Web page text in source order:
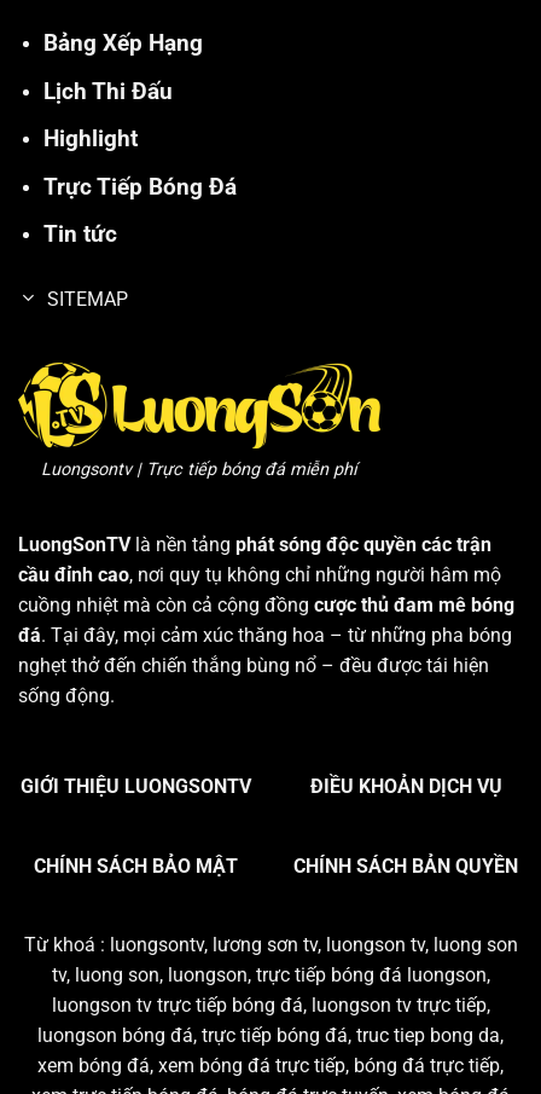
Bảng Xếp Hạng
Lịch Thi Đấu
Highlight
Trực Tiếp Bóng Đá
Tin tức
SITEMAP
Luongsontv | Trực tiếp bóng đá miễn phí
LuongSonTVlà nền tảng phát sóng độc quyền các trận
cầu đỉnh cao, nơi quy tụ không chỉ những người hâm mộ
cuồng nhiệt mà còn cả cộng đồng cược thủ đam mê bóng
đá. Tại đây, mọi cảm xúc thăng hoa – từ những pha bóng
nghẹt thở đến chiến thắng bùng nổ – đều được tái hiện
sống động.
GIỚI THIỆU LUONGSONTV ĐIỀU KHOẢN DỊCH VỤ
CHÍNH SÁCH BẢO MẬT CHÍNH SÁCH BẢN QUYỀN
Từ khoá : luongsontv, lương sơn tv, luongson tv, luong son
tv, luong son, luongson, trực tiếp bóng đá luongson,
luongson tv trực tiếp bóng đá, luongson tv trực tiếp,
luongson bóng đá, trực tiếp bóng đá, truc tiep bong da,
xem bóng đá, xem bóng đá trực tiếp, bóng đá trực tiếp,